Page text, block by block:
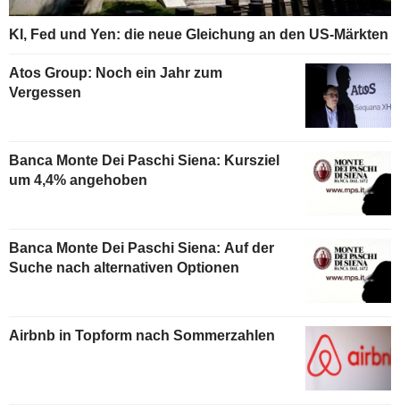
KI, Fed und Yen: die neue Gleichung an den US-Märkten
Atos Group: Noch ein Jahr zum
Vergessen
Banca Monte Dei Paschi Siena: Kursziel
um 4,4% angehoben
Banca Monte Dei Paschi Siena: Auf der
Suche nach alternativen Optionen
Airbnb in Topform nach Sommerzahlen